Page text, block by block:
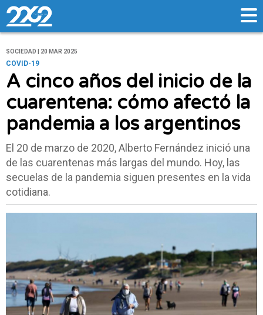
SOCIEDAD | 20 MAR 2025
COVID-19
A cinco años del inicio de la
cuarentena: cómo afectó la
pandemia a los argentinos
El 20 de marzo de 2020, Alberto Fernández inició una
de las cuarentenas más largas del mundo. Hoy, las
secuelas de la pandemia siguen presentes en la vida
cotidiana.